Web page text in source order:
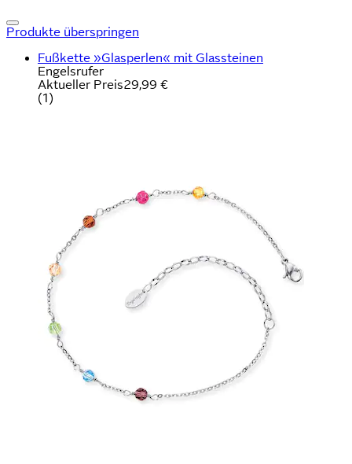
Produkte überspringen
Fußkette »Glasperlen« mit Glassteinen
Engelsrufer
Aktueller Preis29,99 €
(1)